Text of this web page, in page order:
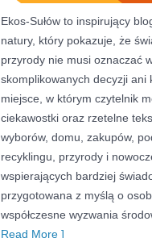
Ekos-Sułów to inspirujący
natury, który pokazuje, że
przyrody nie musi oznaczać
skomplikowanych decyzji ani
miejsce, w którym czytelnik
ciekawostki oraz rzetelne
wyborów, domu, zakupów,
recyklingu, przyrody i
wspierających bardziej
przygotowana z myślą o
współczesne wyzwania
Read More ]